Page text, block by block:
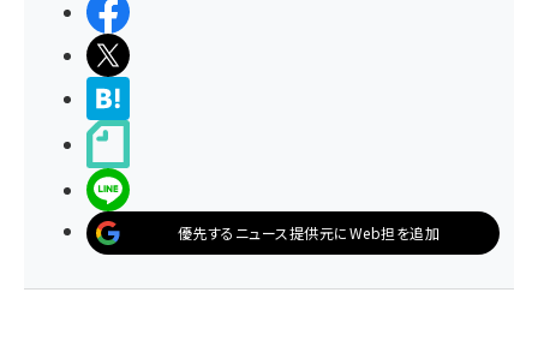
優先するニュース提供元にWeb担を追加